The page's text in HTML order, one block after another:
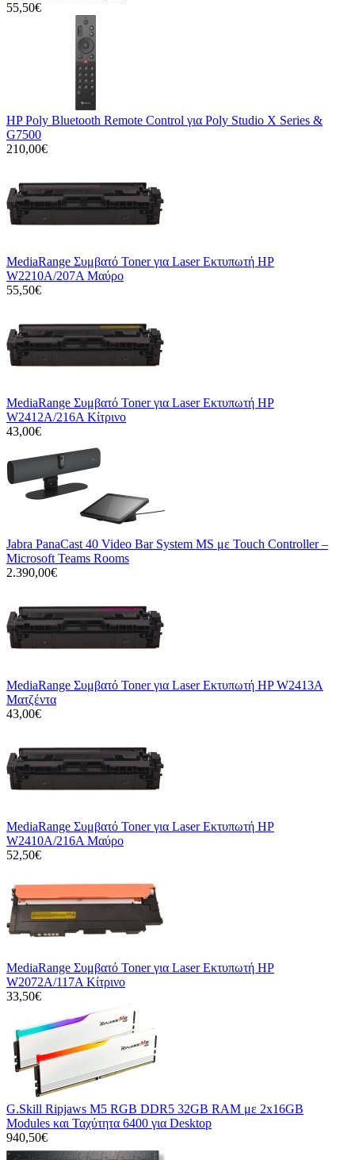
55,50€
HP Poly Bluetooth Remote Control για Poly Studio X Series &
G7500
210,00€
MediaRange Συμβατό Toner για Laser Εκτυπωτή HP
W2210A/207A Μαύρο
55,50€
MediaRange Συμβατό Toner για Laser Εκτυπωτή HP
W2412A/216A Κίτρινο
43,00€
Jabra PanaCast 40 Video Bar System MS με Touch Controller –
Microsoft Teams Rooms
2.390,00€
MediaRange Συμβατό Toner για Laser Εκτυπωτή HP W2413A
Ματζέντα
43,00€
MediaRange Συμβατό Toner για Laser Εκτυπωτή HP
W2410A/216A Μαύρο
52,50€
MediaRange Συμβατό Toner για Laser Εκτυπωτή HP
W2072A/117A Κίτρινο
33,50€
G.Skill Ripjaws M5 RGB DDR5 32GB RAM με 2x16GB
Modules και Ταχύτητα 6400 για Desktop
940,50€